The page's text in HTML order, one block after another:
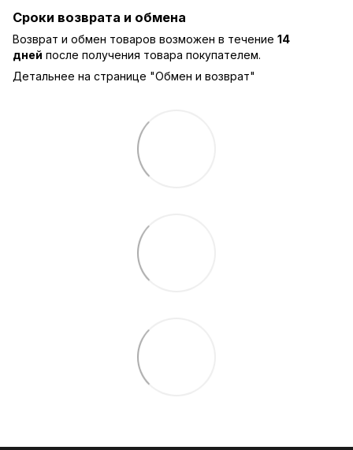
Сроки возврата и обмена
Возврат и обмен товаров возможен в течение 14
дней после получения товара покупателем.
Детальнее на странице "Обмен и возврат"